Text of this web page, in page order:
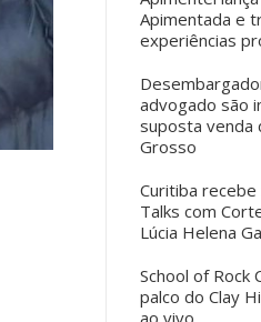
Apimentada e
experiências
advogado são
suposta venda
Grosso
Curitiba recebe
Talks com
Lúcia Helena
School of Rock
palco do Clay
ao vivo